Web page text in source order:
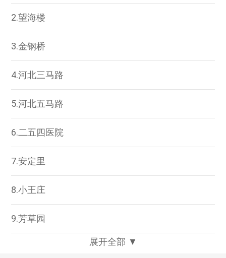
2.望海楼
3.金钢桥
4.河北三马路
5.河北五马路
6.二五四医院
7.安定里
8.小王庄
9.芳草园
展开全部 ▼